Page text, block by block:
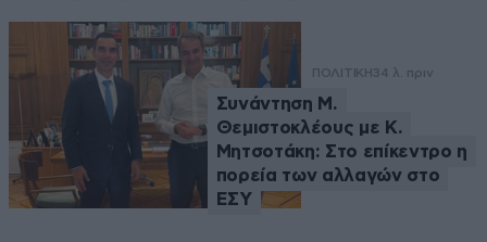
ΠΟΛΙΤΙΚΗ34 λ. πριν
Συνάντηση Μ.
Θεμιστοκλέους με Κ.
Μητσοτάκη: Στο επίκεντρο η
πορεία των αλλαγών στο
ΕΣΥ